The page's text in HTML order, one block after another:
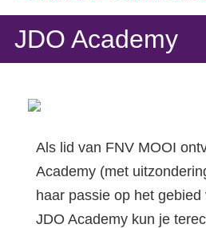
JDO Academy
Als lid van FNV MOOI
Academy (met
haar passie op het
JDO Academy kun je